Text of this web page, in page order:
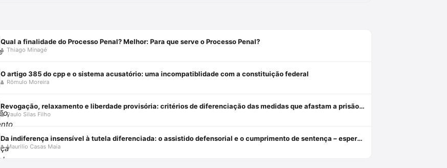
Qual a finalidade do Processo Penal? Melhor: Para que serve o Processo Penal?
Thiago Minagé
O artigo 385 do cpp e o sistema acusatório: uma incompatiblidade com a constituição federal
Rômulo Moreira
Revogação, relaxamento e liberdade provisória: critérios de diferenciação das medidas que afastam a prisão cautelar
Paulo Silas Filho
Da indiferença insensível à tutela diferenciada: o assistido defensorial e o cumprimento de sentença – esperanças da cidadania no ncpc
Maurilio Casas Maia